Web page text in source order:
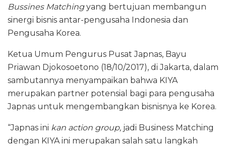
b
o
o
k
r
A
p
p
ra
m
d
s
Bussines Matchingyang bertujuan membangun
sinergi bisnis antar-pengusaha Indonesia dan
Pengusaha Korea.
Ketua Umum Pengurus Pusat Japnas, Bayu
Priawan Djokosoetono (18/10/2017), di Jakarta, dalam
sambutannya menyampaikan bahwa KIYA
merupakan partner potensial bagi para pengusaha
Japnas untuk mengembangkan bisnisnya ke Korea.
“Japnas ini kan action group, jadi Business Matching
dengan KIYA ini merupakan salah satu langkah